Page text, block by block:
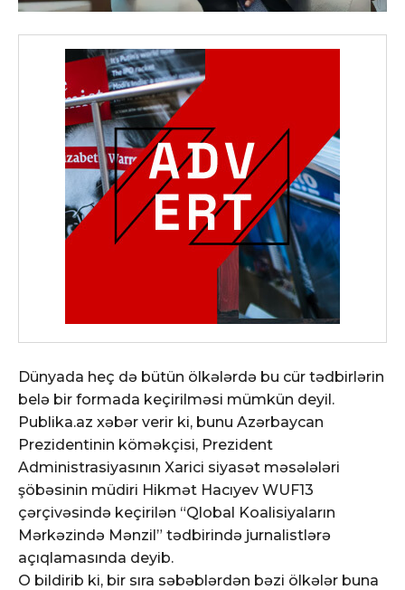
Dünyada heç də bütün ölkələrdə bu cür tədbirlərin
belə bir formada keçirilməsi mümkün deyil.
Publika.az xəbər verir ki, bunu Azərbaycan
Prezidentinin köməkçisi, Prezident
Administrasiyasının Xarici siyasət məsələləri
şöbəsinin müdiri Hikmət Hacıyev WUF13
çərçivəsində keçirilən “Qlobal Koalisiyaların
Mərkəzində Mənzil” tədbirində jurnalistlərə
açıqlamasında deyib.
O bildirib ki, bir sıra səbəblərdən bəzi ölkələr buna